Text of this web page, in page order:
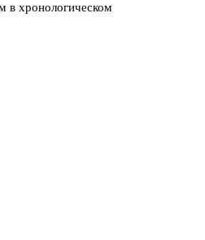
в хронологическом